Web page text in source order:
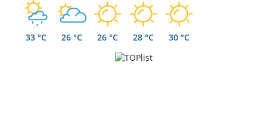
33 °C 26 °C 26 °C 28 °C 30 °C